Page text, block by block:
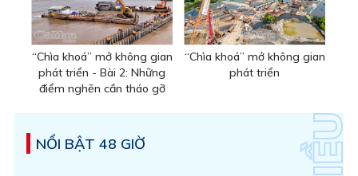
“Chìa khoá” mở không gian
phát triển - Bài 2: Những
điểm nghẽn cần tháo gỡ
“Chìa khoá” mở không gian
phát triển
NỔI BẬT 48 GIỜ